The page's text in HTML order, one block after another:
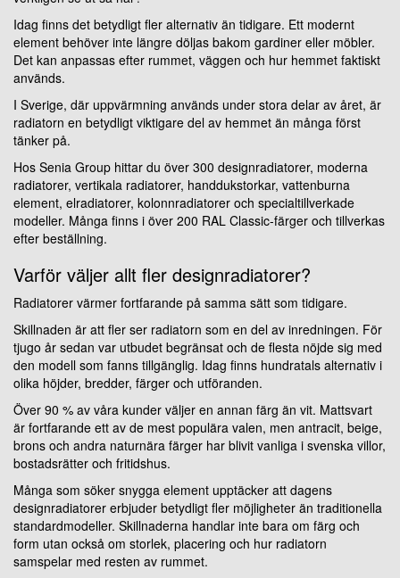
Idag finns det betydligt fler alternativ än tidigare. Ett modernt
element behöver inte längre döljas bakom gardiner eller möbler.
Det kan anpassas efter rummet, väggen och hur hemmet faktiskt
används.
I Sverige, där uppvärmning används under stora delar av året, är
radiatorn en betydligt viktigare del av hemmet än många först
tänker på.
Hos Senia Group hittar du över 300 designradiatorer, moderna
radiatorer, vertikala radiatorer, handdukstorkar, vattenburna
element, elradiatorer, kolonnradiatorer och specialtillverkade
modeller. Många finns i över 200 RAL Classic-färger och tillverkas
efter beställning.
Varför väljer allt fler designradiatorer?
Radiatorer värmer fortfarande på samma sätt som tidigare.
Skillnaden är att fler ser radiatorn som en del av inredningen. För
tjugo år sedan var utbudet begränsat och de flesta nöjde sig med
den modell som fanns tillgänglig. Idag finns hundratals alternativ i
olika höjder, bredder, färger och utföranden.
Över 90 % av våra kunder väljer en annan färg än vit. Mattsvart
är fortfarande ett av de mest populära valen, men antracit, beige,
brons och andra naturnära färger har blivit vanliga i svenska villor,
bostadsrätter och fritidshus.
Många som söker snygga element upptäcker att dagens
designradiatorer erbjuder betydligt fler möjligheter än traditionella
standardmodeller. Skillnaderna handlar inte bara om färg och
form utan också om storlek, placering och hur radiatorn
samspelar med resten av rummet.